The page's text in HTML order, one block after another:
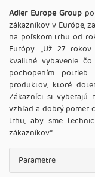
Adler Europe Group
zákazníkov v Európe,
na poľskom trhu od
Európy. ,,Už 27
kvalitné vybavenie
pochopením
produktov, ktoré
Zákazníci si vyberajú
vzhľad a dobrý pomer
trhu, aby sme
zákazníkov.‘‘
Parametre